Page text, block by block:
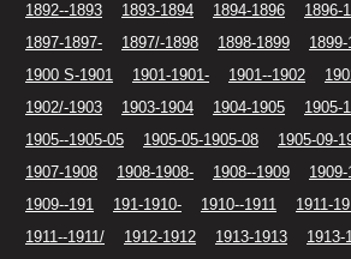
1892--1893
1893-1894 1894-1896
1896-
1897-1897-
1897/-1898 1898-1899 1899-
1900 S-1901
1901-1901- 1901--1902
1902/-1903
1903-1904 1904-1905
1905-
1905--1905-05
1905-05-1905-08 1905-09-
1907-1908
1908-1908- 1908--1909
1909--191
191-1910- 1910--1911
1911-
1911--1911/
1912-1912 1913-1913
1913-